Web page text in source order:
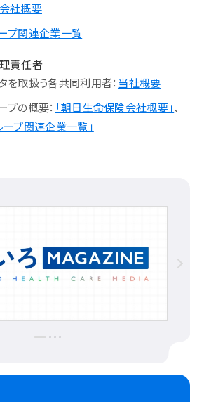
社概要
プ関連企業一覧
責任者
を取扱う各共同利用者： 当社概要
の概要： 「朝日生命保険会社概要」、
ープ関連企業一覧」